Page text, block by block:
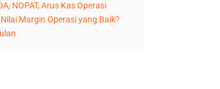
NOPAT, Arus Kas Operasi
Margin Operasi yang Baik?